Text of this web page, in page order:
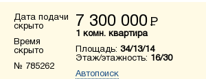
Дата подачи
скрыто
Время
скрыто
№ 785262
7 300 000 Р
1 комн. квартира
Площадь: 34/13/14
Этаж/этажность: 16/30
Автопоиск